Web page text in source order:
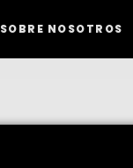
SOBRE NOSOTROS